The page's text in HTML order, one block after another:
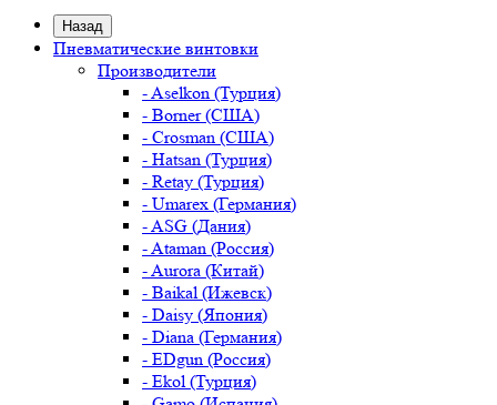
Назад
Пневматические винтовки
Производители
- Aselkon (Турция)
- Borner (США)
- Crosman (США)
- Hatsan (Турция)
- Retay (Турция)
- Umarex (Германия)
- ASG (Дания)
- Ataman (Россия)
- Aurora (Китай)
- Baikal (Ижевск)
- Daisy (Япония)
- Diana (Германия)
- EDgun (Россия)
- Ekol (Турция)